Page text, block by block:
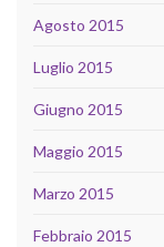
Agosto 2015
Luglio 2015
Giugno 2015
Maggio 2015
Marzo 2015
Febbraio 2015